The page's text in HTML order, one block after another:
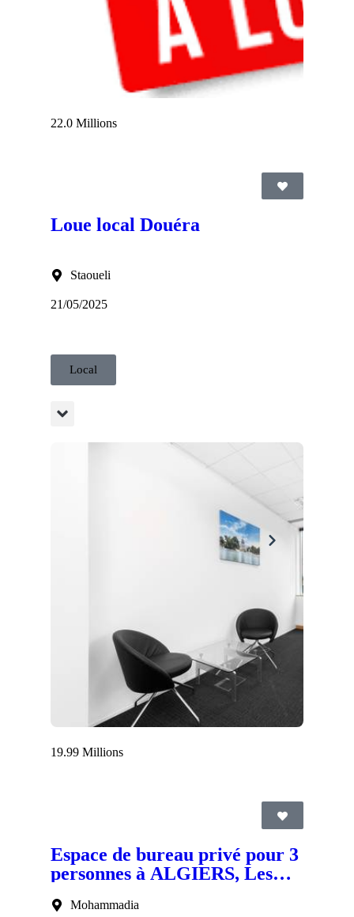
22.0 Millions
Loue local Douéra
Staoueli
21/05/2025
Local
19.99 Millions
Espace de bureau privé pour 3
personnes à ALGIERS, Les
Mohammadia